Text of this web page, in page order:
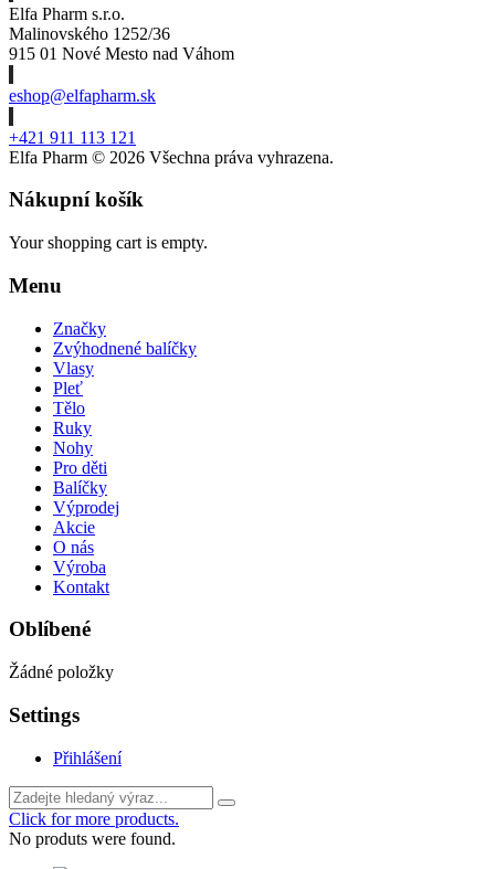
Elfa Pharm s.r.o.
Malinovského 1252/36
915 01 Nové Mesto nad Váhom
eshop@elfapharm.sk
+421 911 113 121
Elfa Pharm © 2026 Všechna práva vyhrazena.
Nákupní košík
Your shopping cart is empty.
Menu
Značky
Zvýhodnené balíčky
Vlasy
Pleť
Tělo
Ruky
Nohy
Pro děti
Balíčky
Výprodej
Akcie
O nás
Výroba
Kontakt
Oblíbené
Žádné položky
Settings
Přihlášení
Click for more products.
No produts were found.